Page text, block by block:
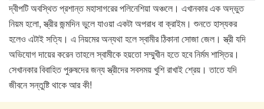
দ্বীপটি অবস্থিত প্রশান্ত মহাসাগরের পলিনেশিয়া অঞ্চলে। এখানকার এক অদ্ভুত
নিয়ম হলো, স্ত্রীর জন্মদিন ভুলে যাওয়া একটা অপরাধ বা ক্রাইম। শুনতে হাস্যকর
হলেও এটাই সত্যি। এ নিয়মের অন্যথা হলে স্বামীর ঠিকানা সোজা জেল। স্ত্রী যদি
অভিযোগ দায়ের করেন তাহলে স্বামীকে হয়তো সম্মুখীন হতে হবে নির্মম শাস্তির।
সেখানকার বিবাহিত পুরুষদের জন্য স্ত্রীদের সবসময় খুশি রাখাই শ্রেয়। তাতে যদি
জীবনে সন্তুষ্টি থাকে আর কী!